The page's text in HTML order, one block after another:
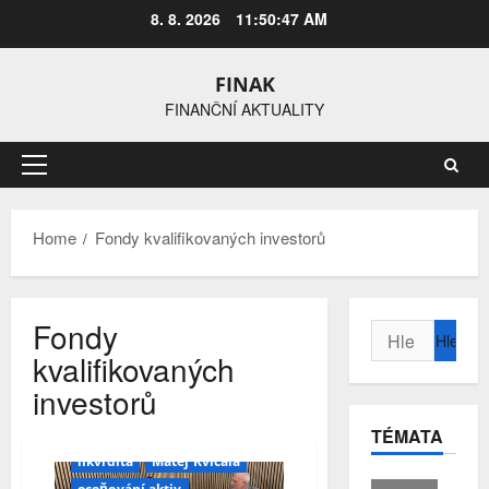
content
8. 8. 2026 11:50:48 AM
FINAK
FINANČNÍ AKTUALITY
Primary
Home
Fondy kvalifikovaných investorů
Fondy
kvalifikovaných
investorů
alternativní investice
Fondy kvalifikovaných investorů
likvidita
Matěj Kvíčala
Vyhledávání
TÉMATA